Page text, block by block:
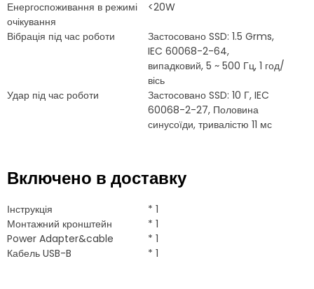
Енергоспоживання в режимі
очікування
<20W
Вібрація під час роботи
Застосовано SSD: 1.5 Grms,
IEC 60068-2-64,
випадковий, 5 ~ 500 Гц, 1 год/
вісь
Удар під час роботи
Застосовано SSD: 10 Г, IEC
60068-2-27, Половина
синусоїди, тривалістю 11 мс
Включено в доставку
Інструкція
* 1
Монтажний кронштейн
* 1
Power Adapter&cable
* 1
Кабель USB-B
* 1